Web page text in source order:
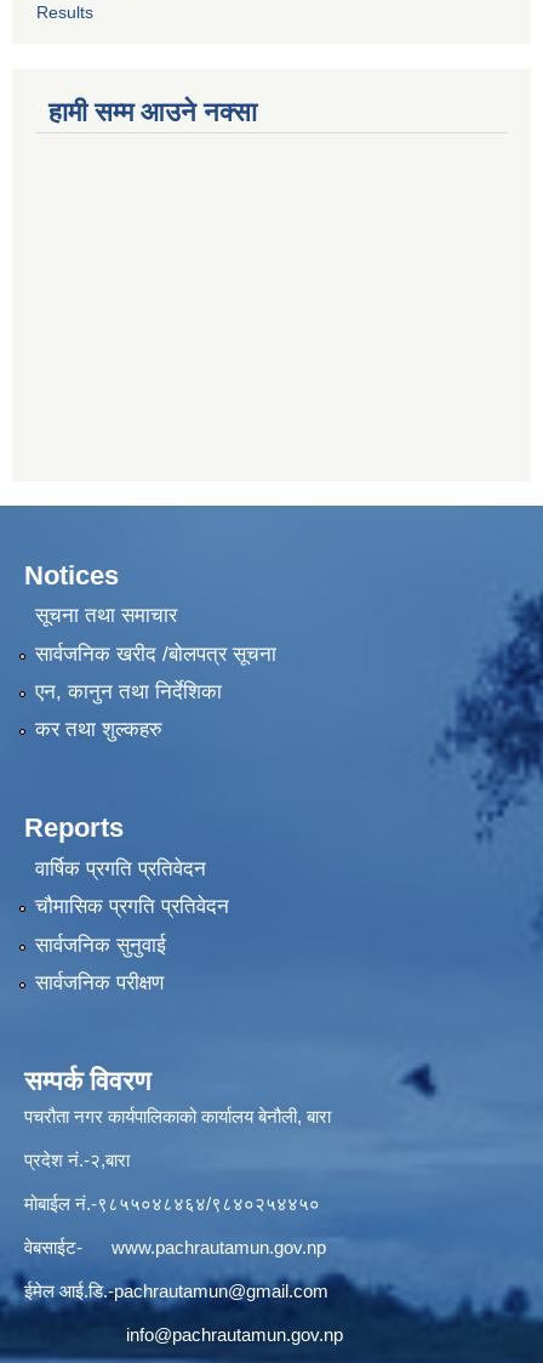
Results
हामी सम्म आउने नक्सा
Notices
सूचना तथा समाचार
सार्वजनिक खरीद /बोलपत्र सूचना
एन, कानुन तथा निर्देशिका
कर तथा शुल्कहरु
Reports
वार्षिक प्रगति प्रतिवेदन
चौमासिक प्रगति प्रतिवेदन
सार्वजनिक सुनुवाई
सार्वजनिक परीक्षण
सम्पर्क विवरण
पचरौता नगर कार्यपालिकाको कार्यालय बेनौली, बारा
प्रदेश नं.-२,बारा
मोबाईल नं.-९८५५०४८४६४/९८४०२५४४५०
वेबसाईट- www.pachrautamun.gov.np
ईमेल आई.डि.-pachrautamun@gmail.com
info@pachrautamun.gov.np